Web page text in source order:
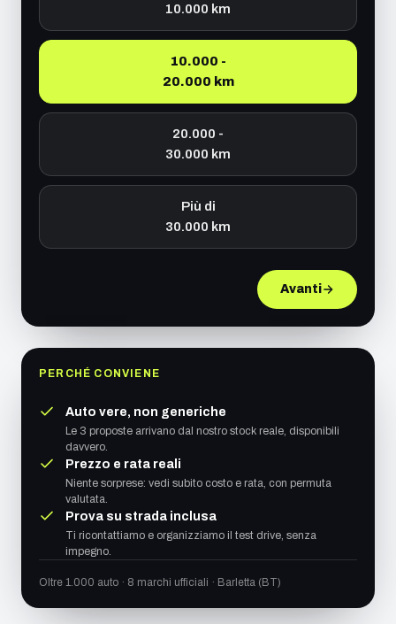
10.000 km
10.000 -
20.000 km
20.000 -
30.000 km
Più di
30.000 km
Avanti
PERCHÉ CONVIENE
Auto vere, non generiche
Le 3 proposte arrivano dal nostro stock reale, disponibili
davvero.
Prezzo e rata reali
Niente sorprese: vedi subito costo e rata, con permuta
valutata.
Prova su strada inclusa
Ti ricontattiamo e organizziamo il test drive, senza
impegno.
Oltre 1.000 auto · 8 marchi ufficiali · Barletta (BT)